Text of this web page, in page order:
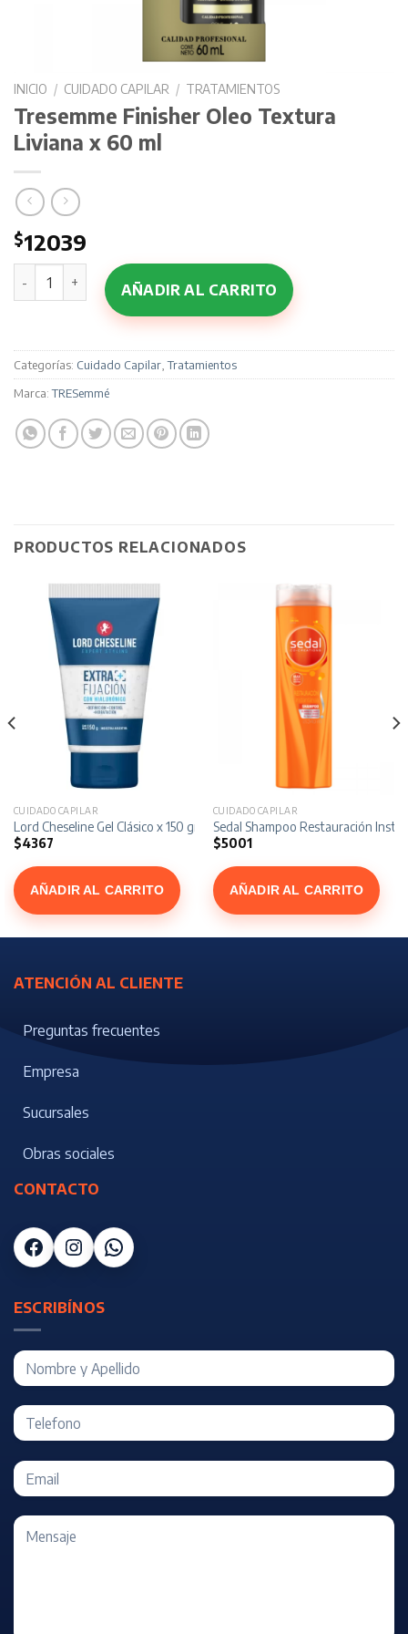
INICIO / CUIDADO CAPILAR / TRATAMIENTOS
Tresemme Finisher Oleo Textura
Liviana x 60 ml
$12039
Tresemme Finisher Oleo Textura Liviana x 60 ml cantidad
AÑADIR AL CARRITO
Categorías: Cuidado Capilar,Tratamientos
Marca:TRESemmé
PRODUCTOS RELACIONADOS
CUIDADO CAPILAR
Lord Cheseline Gel Clásico x 150 gr
$4367
AÑADIR AL CARRITO
CUIDADO CAPILAR
Sedal Shampoo Restauración
$5001
AÑADIR AL CARRITO
ATENCIÓN AL CLIENTE
Preguntas frecuentes
Empresa
Sucursales
Obras sociales
CONTACTO
Facebook
Instagram
WhatsApp
ESCRIBÍNOS